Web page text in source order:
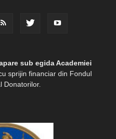
sub egida Academiei
sprijin financiar din Fondul
Donatorilor.